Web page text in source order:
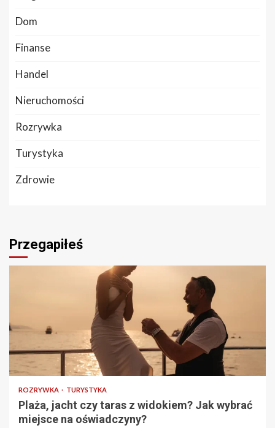
Dom
Finanse
Handel
Nieruchomości
Rozrywka
Turystyka
Zdrowie
Przegapiłeś
3 min odczytu
ROZRYWKA TURYSTYKA
Plaża, jacht czy taras z widokiem? Jak wybrać
miejsce na oświadczyny?